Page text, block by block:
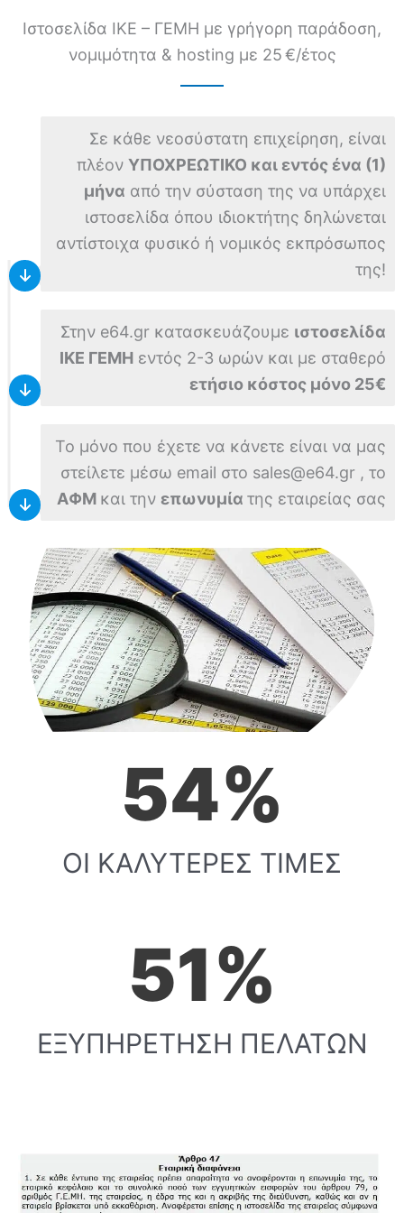
Ιστοσελίδα ΙΚΕ – ΓΕΜΗ με γρήγορη παράδοση,
νομιμότητα & hosting με 25 €/έτος
Σε κάθε νεοσύστατη επιχείρηση, είναι
πλέον ΥΠΟΧΡΕΩΤΙΚΟ και εντός ένα (1)
μήνα από την σύσταση της να υπάρχει
ιστοσελίδα όπου ιδιοκτήτης δηλώνεται
αντίστοιχα φυσικό ή νομικός εκπρόσωπος
της!
Στην e64.gr κατασκευάζουμε ιστοσελίδα
ΙΚΕ ΓΕΜΗ εντός 2-3 ωρών και με σταθερό
ετήσιο κόστος μόνο 25€
Το μόνο που έχετε να κάνετε είναι να μας
στείλετε μέσω email στο sales@e64.gr , το
ΑΦΜ και την επωνυμία της εταιρείας σας
62%
ΟΙ ΚΑΛΥΤΕΡΕΣ ΤΙΜΕΣ
58%
ΕΞΥΠΗΡΕΤΗΣΗ ΠΕΛΑΤΩΝ